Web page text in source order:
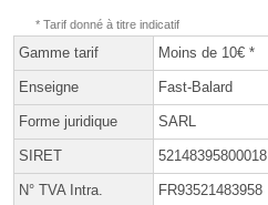
* Tarif donné à titre indicatif
Gamme tarif Moins de 10€ *
Enseigne Fast-Balard
Forme juridique SARL
SIRET 52148395800018
N° TVA Intra. FR93521483958